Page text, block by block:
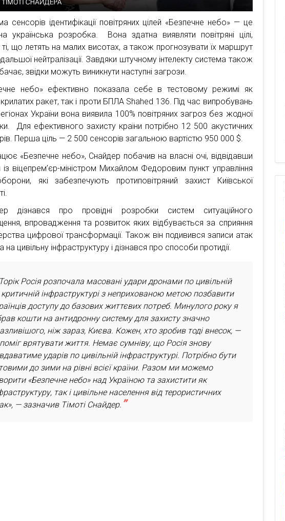
сенсорів ідентифікації повітряних цілей «Безпечне небо» — це
українська розробка. Вона здатна виявляти повітряні цілі,
ті, що летять на малих висотах, а також прогнозувати їх маршрут
нейтралізації. Завдяки штучному інтелекту система також
звідки можуть виникнути наступні загрози.
небо» ефективно показала себе в тестовому режимі як
ракет, так і проти БПЛА Shahed 136. Під час випробувань
України вона виявила 100% повітряних загроз без жодної
Для ефективного захисту країни потрібно 12 500 акустичних
Перша ціль — 2 500 сенсорів загальною вартістю 950 000 $.
«Безпечне небо», Снайдер побачив на власні очі, відвідавши
віцепрем’єр-міністром Михайлом Федоровим пункт управління
які забезпечують протиповітряний захист Київської
дізнався про провідні розробки систем ситуаційного
впровадження та розвиток яких відбувається за сприяння
цифрової трансформації. Також він подивився записи атак
на цивільну інфраструктуру і дізнався про способи протидії.
Росія розпочала масовані удари дронами по цивільній
критичній інфраструктурі з неприхованою метою позбавити
доступу до базових життєвих потреб. Минулого року я
кошти на антидронну систему для захисту значно
ніж зараз, Києва. Кожен, хто зробив тоді внесок, —
врятувати життя. Немає сумніву, що Росія знову
ударів по цивільній інфраструктурі. Потрібно бути
до зими на рівні всієї країни. Разом ми можемо
«Безпечне небо» над Україною та захистити як
так і цивільне населення від терористичних
— зазначив Тімоті Снайдер.